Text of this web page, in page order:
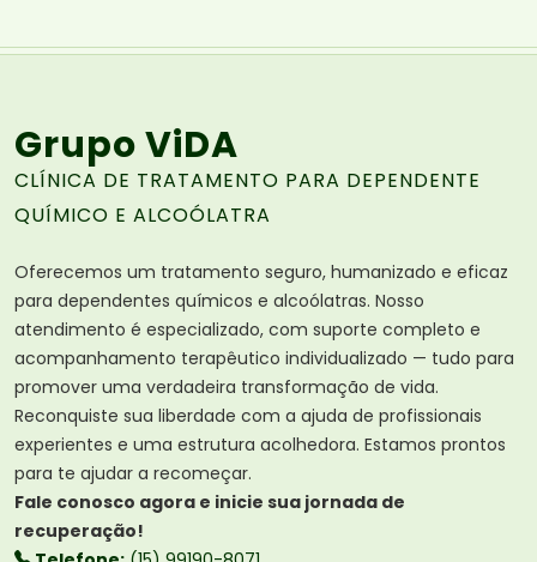
Grupo ViDA
CLÍNICA DE TRATAMENTO PARA DEPENDENTE
QUÍMICO E ALCOÓLATRA
Oferecemos um tratamento seguro, humanizado e eficaz
para dependentes químicos e alcoólatras. Nosso
atendimento é especializado, com suporte completo e
acompanhamento terapêutico individualizado — tudo para
promover uma verdadeira transformação de vida.
Reconquiste sua liberdade com a ajuda de profissionais
experientes e uma estrutura acolhedora. Estamos prontos
para te ajudar a recomeçar.
Fale conosco agora e inicie sua jornada de
recuperação!